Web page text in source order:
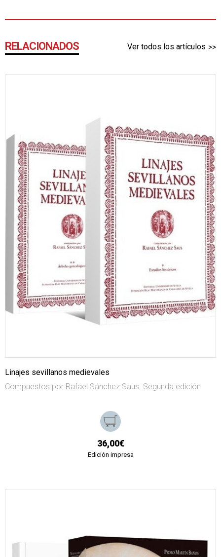
RELACIONADOS Ver todos los artículos
Linajes sevillanos medievales
Compuestos por Rafael Sánchez Saus. Segunda edición
36,00€
Edición impresa